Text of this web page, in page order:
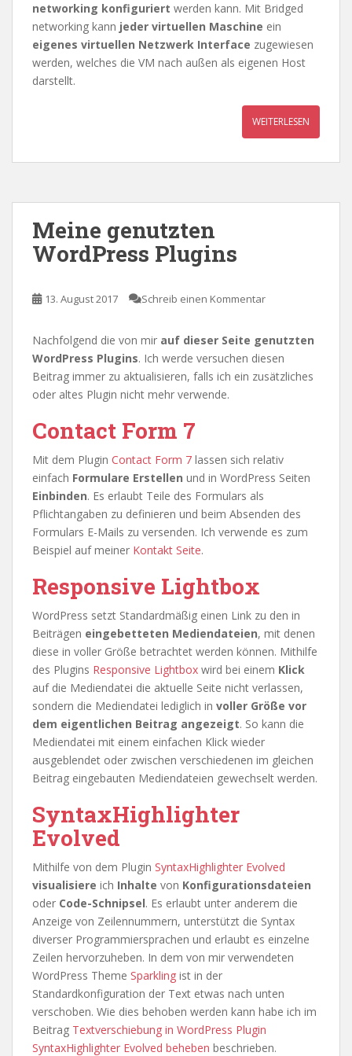
networking konfiguriert werden kann. Mit Bridged
networking kann jeder virtuellen Maschine ein
eigenes virtuellen Netzwerk Interface zugewiesen
werden, welches die VM nach außen als eigenen Host
darstellt.
WEITERLESEN
Meine genutzten
WordPress Plugins
13. August 2017 Schreib einen Kommentar
Nachfolgend die von mir auf dieser Seite genutzten
WordPress Plugins. Ich werde versuchen diesen
Beitrag immer zu aktualisieren, falls ich ein zusätzliches
oder altes Plugin nicht mehr verwende.
Contact Form 7
Mit dem Plugin Contact Form 7 lassen sich relativ
einfach Formulare Erstellen und in WordPress Seiten
Einbinden. Es erlaubt Teile des Formulars als
Pflichtangaben zu definieren und beim Absenden des
Formulars E-Mails zu versenden. Ich verwende es zum
Beispiel auf meiner Kontakt Seite.
Responsive Lightbox
WordPress setzt Standardmäßig einen Link zu den in
Beiträgen eingebetteten Mediendateien, mit denen
diese in voller Größe betrachtet werden können. Mithilfe
des Plugins Responsive Lightbox wird bei einem Klick
auf die Mediendatei die aktuelle Seite nicht verlassen,
sondern die Mediendatei lediglich in voller Größe vor
dem eigentlichen Beitrag angezeigt. So kann die
Mediendatei mit einem einfachen Klick wieder
ausgeblendet oder zwischen verschiedenen im gleichen
Beitrag eingebauten Mediendateien gewechselt werden.
SyntaxHighlighter
Evolved
Mithilfe von dem Plugin SyntaxHighlighter Evolved
visualisiere ich Inhalte von Konfigurationsdateien
oder Code-Schnipsel. Es erlaubt unter anderem die
Anzeige von Zeilennummern, unterstützt die Syntax
diverser Programmiersprachen und erlaubt es einzelne
Zeilen hervorzuheben. In dem von mir verwendeten
WordPress Theme Sparkling ist in der
Standardkonfiguration der Text etwas nach unten
verschoben. Wie dies behoben werden kann habe ich im
Beitrag Textverschiebung in WordPress Plugin
SyntaxHighlighter Evolved beheben beschrieben.